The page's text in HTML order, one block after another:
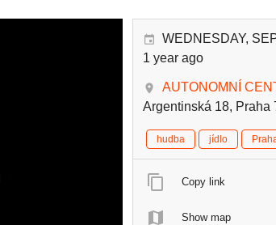
WEDNESDAY,
1 year ago
AUTONOMNÍ
Argentinská 18, Praha
hudba jídlo
Copy link
Show map